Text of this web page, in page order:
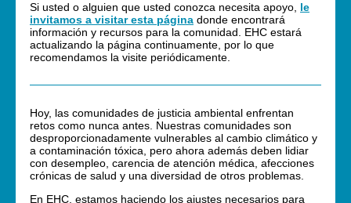
Si usted o alguien que usted conozca necesita apoyo, le
invitamos a visitar esta página donde encontrará
información y recursos para la comunidad. EHC estará
actualizando la página continuamente, por lo que
recomendamos la visite periódicamente.
Hoy, las comunidades de justicia ambiental enfrentan
retos como nunca antes. Nuestras comunidades son
desproporcionadamente vulnerables al cambio climático y
a contaminación tóxica, pero ahora además deben lidiar
con desempleo, carencia de atención médica, afecciones
crónicas de salud y una diversidad de otros problemas.
En EHC, estamos haciendo los ajustes necesarios para